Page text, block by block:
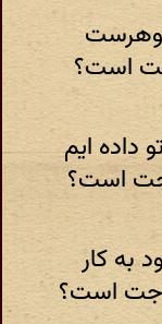
است؟
داده ایم
است؟
به کار
است؟